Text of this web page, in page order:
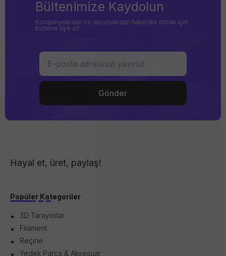
Bültenimize Kaydolun
Kampanyalardan ve duyurulardan haberdar olmak için
bültene üye ol!
Hayal et, üret, paylaş!
Popüler Kategoriler
3D Tarayıcılar
Filament
Reçine
Yedek Parça & Aksesuar